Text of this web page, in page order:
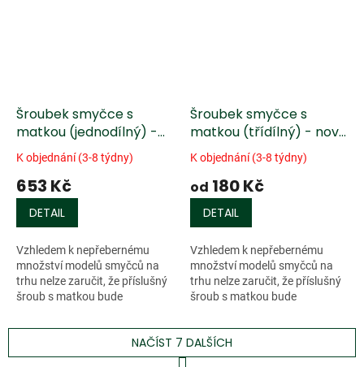
Šroubek smyčce s
matkou (jednodílný) -
ryzí stříbro
K objednání (3-8 týdny)
653 Kč
DETAIL
Vzhledem k nepřebernému
množství modelů smyčců na
trhu nelze zaručit, že příslušný
šroub s matkou bude
smyčci (různé délky drážek,
Šroubek smyčce s
matkou (třídílný) - nové
stříbro
K objednání (3-8 týdny)
od 180 Kč
DETAIL
Vzhledem k nepřebernému
množství modelů smyčců na
trhu nelze zaručit, že příslušný
šroub s matkou bude
smyčci (různé délky drážek,
závitů, průměrů...
NAČÍST 7 DALŠÍCH